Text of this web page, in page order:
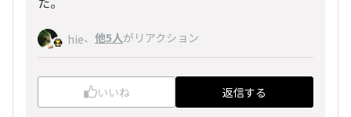
hie、 他5人がリアクション
いいね 返信する